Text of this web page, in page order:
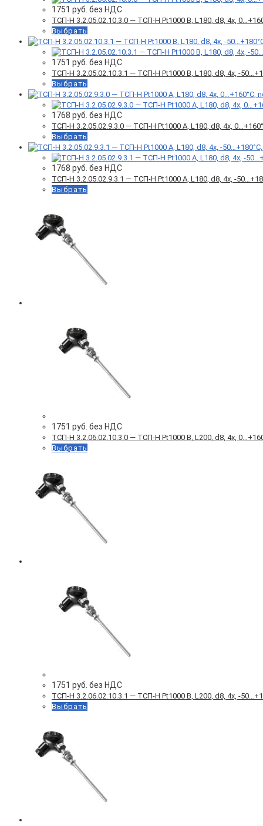
1751 руб. без НДС
ТСП-Н 3.2.05.02.10.3.0 — ТСП-Н Pt1000 B, L180, d8, 4х,
Выбрать
1751 руб. без НДС
ТСП-Н 3.2.05.02.10.3.1 — ТСП-Н Pt1000 B, L180, d8, 4х, -
Выбрать
1768 руб. без НДС
ТСП-Н 3.2.05.02.9.3.0 — ТСП-Н Pt1000 A, L180, d8, 4х,
Выбрать
1768 руб. без НДС
ТСП-Н 3.2.05.02.9.3.1 — ТСП-Н Pt1000 А, L180, d8, 4х, -
Выбрать
1751 руб. без НДС
ТСП-Н 3.2.06.02.10.3.0 — ТСП-Н Pt1000 B, L200, d8, 4х,
Выбрать
1751 руб. без НДС
ТСП-Н 3.2.06.02.10.3.1 — ТСП-Н Pt1000 B, L200, d8, 4х, -
Выбрать